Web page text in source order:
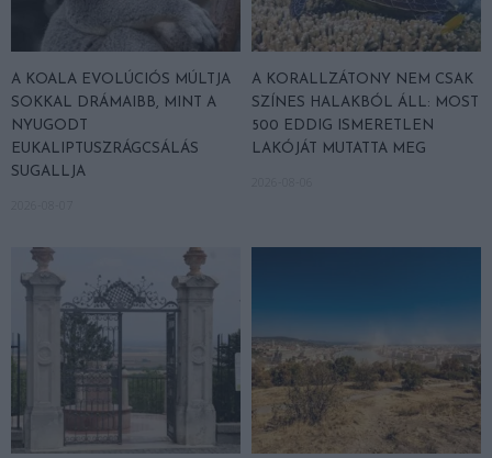
A KOALA EVOLÚCIÓS MÚLTJA
SOKKAL DRÁMAIBB, MINT A
NYUGODT
EUKALIPTUSZRÁGCSÁLÁS
SUGALLJA
A KORALLZÁTONY NEM CSAK
SZÍNES HALAKBÓL ÁLL: MOST
500 EDDIG ISMERETLEN
LAKÓJÁT MUTATTA MEG